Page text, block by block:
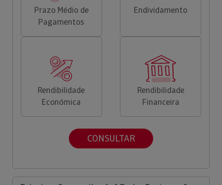
Prazo Médio de
Pagamentos
Endividamento
Rendibilidade
Económica
Rendibilidade
Financeira
CONSULTAR